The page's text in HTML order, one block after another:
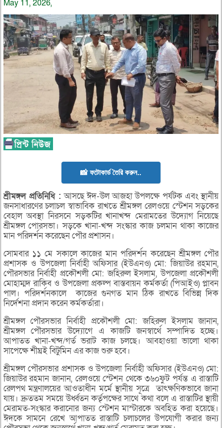
May 11, 2026,
📸 ফটোকার্ড তৈরি করুন..
শ্রীমঙ্গল প্রতিনিধি : আসছে ঈদ-উল আজহা উপলক্ষে পর্যটক এবং স্থানীয়
জনসাধারণের চলাচল স্বাভাবিক রাখতে শ্রীমঙ্গল রেলওয়ে স্টেশন সড়কের
বেহাল অবস্থা নিরসনে সড়কটির খানাখন্দ মেরামতের উদ্যোগ নিয়েছে
শ্রীমঙ্গল পোরসভা। সড়কে খানা-খন্দ সংস্কার কাজ চলমান থাকা কাজের
মান পরিদর্শন করেছেন পৌর প্রশাসন।
সোমবার ১১ মে সকালে কাজের মান পরিদর্শন করেছেন শ্রীমঙ্গল পৌর
প্রশাসক ও উপজেলা নির্বাহী অফিসার (ইউএনও) মো: জিয়াউর রহমান,
পৌরসভার নির্বাহী প্রকৌশলী মো: জহিরুল ইসলাম, উপজেলা প্রকৌশলী
মোহাম্মদ রাকিব ও উপজেলা প্রকল্প বাস্তবায়ন কর্মকর্তা (পিআইও) প্লাবন
পাল। পরিদর্শনকালে কাজের গুনগত মান ঠিক রাখতে বিভিন্ন দিক
নির্দেশনা প্রদান করেন কর্মকর্তারা।
শ্রীমঙ্গল পৌরসভার নির্বাহী প্রকৌশলী মো: জহিরুল ইসলাম জানান,
শ্রীমঙ্গল পৌরসভার উদ্যোগে এ কাজটি জনস্বার্থে সম্পাদিত হচ্ছে।
আপাতত খানা-খন্দ/গর্ত ভরাট কাজ চলছে। আবহাওয়া ভালো থাকা
সাপেক্ষে শীঘ্রই বিটুমিন এর কাজ শুরু হবে।
শ্রীমঙ্গল পৌরসভার প্রশাসক ও উপজেলা নির্বাহী অফিসার (ইউএনও) মো:
জিয়াউর রহমান জানান, রেলওয়ে স্টেশন থেকে ৩৬০ফুট পর্যন্ত এ রাস্তাটি
রেলপথ মন্ত্রণালয়ের আওতাধীন মর্মে স্থানীয় সূত্রে তাৎক্ষণিকভাবে জানা
যায়। দ্রুততম সময়ে উর্ধ্বতন কর্তৃপক্ষের সাথে কথা বলে এ রাস্তাটির স্থায়ী
মেরামত-সংস্কার করানোর জন্য স্টেশন মাস্টারকে অবহিত করা হয়েছে।
ঈদকে সামনে রেখে আপাতত রাস্তাটি চলাচলের উপযোগী করার জন্য